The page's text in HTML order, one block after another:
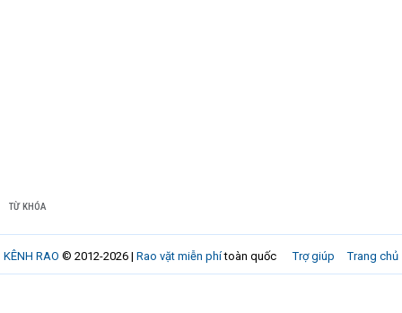
TỪ KHÓA
Trợ giúp Trang chủ
KÊNH RAO © 2012-2026 | Rao vặt miễn phítoàn quốc